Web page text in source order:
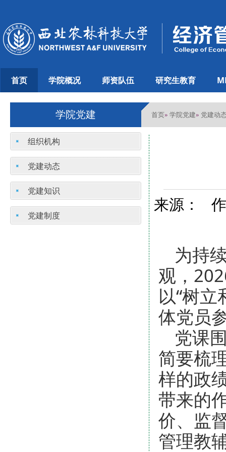
首页 学院概况 师资队伍 研究生教育
学院党建 首页» 学院党建» 党建动
组织机构
党建动态
党建知识
党建制度
来源：
为持
观，
以“树
体党员
党课
简要梳
样的政
带来的
价、监
管理教